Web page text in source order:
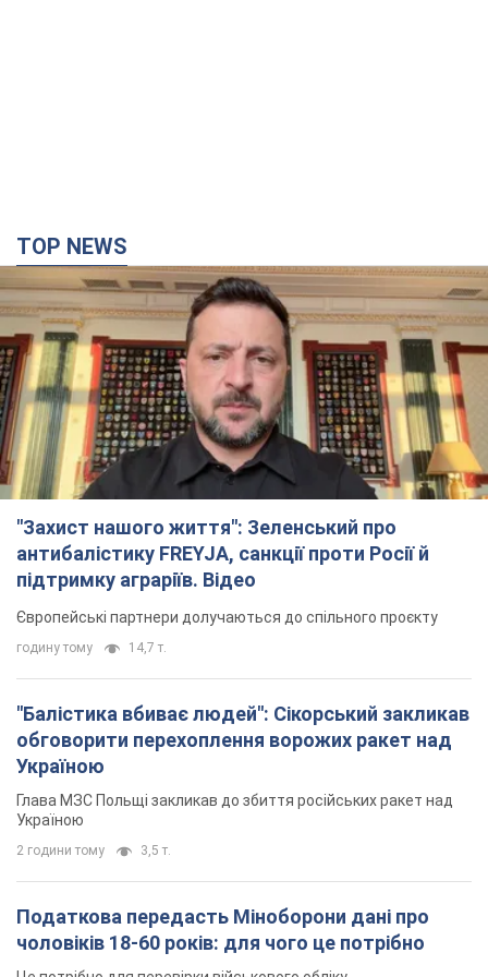
TOP NEWS
"Захист нашого життя": Зеленський про
антибалістику FREYJA, санкції проти Росії й
підтримку аграріїв. Відео
Європейські партнери долучаються до спільного проєкту
годину тому 14,7 т.
"Балістика вбиває людей": Сікорський закликав
обговорити перехоплення ворожих ракет над
Україною
Глава МЗС Польщі закликав до збиття російських ракет над
Україною
2 години тому 3,5 т.
Податкова передасть Міноборони дані про
чоловіків 18-60 років: для чого це потрібно